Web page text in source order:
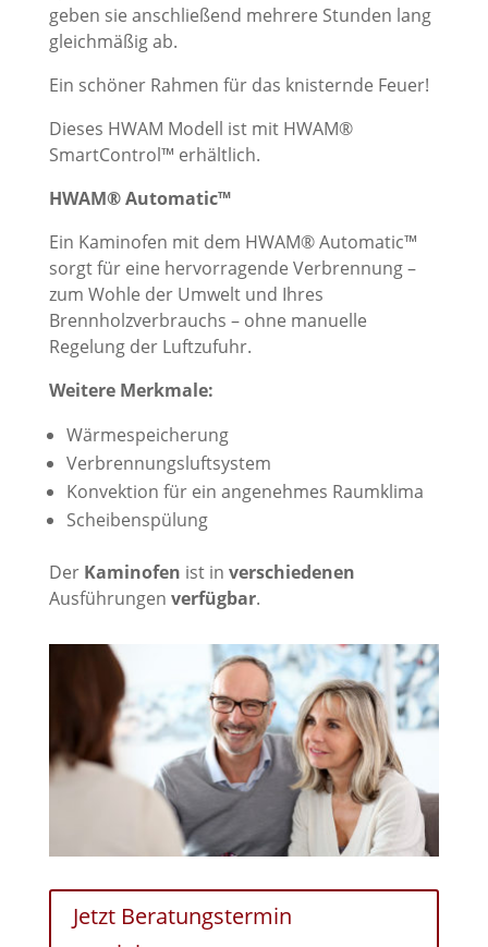
geben sie anschließend mehrere Stunden lang
gleichmäßig ab.
Ein schöner Rahmen für das knisternde Feuer!
Dieses HWAM Modell ist mit HWAM®
SmartControl™ erhältlich.
HWAM® Automatic™
Ein Kaminofen mit dem HWAM® Automatic™
sorgt für eine hervorragende Verbrennung –
zum Wohle der Umwelt und Ihres
Brennholzverbrauchs – ohne manuelle
Regelung der Luftzufuhr.
Weitere Merkmale:
Wärmespeicherung
Verbrennungsluftsystem
Konvektion für ein angenehmes Raumklima
Scheibenspülung
Der Kaminofen ist in verschiedenen
Ausführungen verfügbar.
Jetzt Beratungstermin